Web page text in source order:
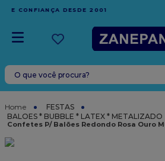
EM COMPRAS ACIMA
ESPÍRITO SANTO
O que você procura?
FESTAS
BALOES * BUBBLE * LATEX * METALIZADO
Confetes P/ Balões Redondo Rosa Ouro
TERMOS MAIS BUSCADOS
caixa
2º
leite condensado